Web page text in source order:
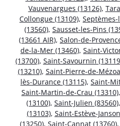
Vauvenargues (13126),
Collongue (13109), Septèmes-
(13560), Sausset-les-Pins
(13661 AIR), Salon-de-
de-la-Mer (13460), Saint-
(13700), Saint-Savournin
(13210), Saint-Pierre-de-
lès-Durance (13115), Saint-
Saint-Martin-de-Crau (13310),
(13100), Saint-Julien (83560),
(13103), Saint-Estève-
(13250), Saint-Cannat (13760),